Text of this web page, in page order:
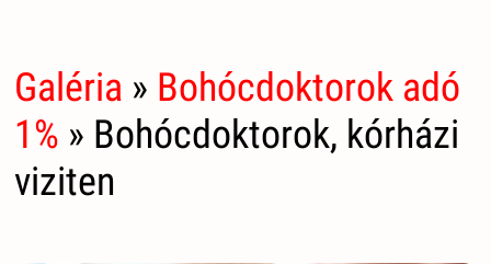
Galéria » Bohócdoktorok adó
1% » Bohócdoktorok, kórházi
viziten